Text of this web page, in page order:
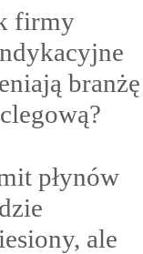
firmy
branżę
płynów
ale